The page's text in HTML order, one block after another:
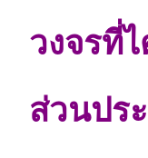
วงจรที่
ส่วนปร